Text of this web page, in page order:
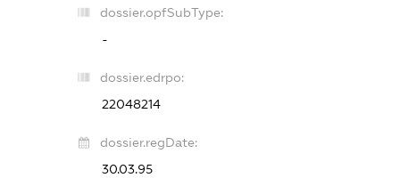
dossier.opfSubType:
-
dossier.edrpo:
22048214
dossier.regDate:
30.03.95